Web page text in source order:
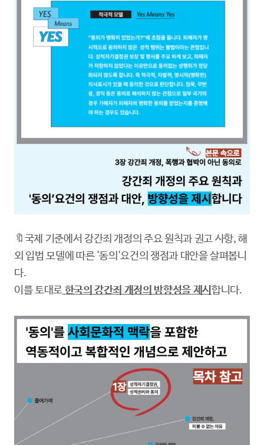
🔖국제 기준에서 강간죄 개정의 주요 원칙과 권고 사항, 해
외 입법 모델에 따른 '동의'요건의 쟁점과 대안을 살펴봅니
다.
이를 토대로한국의 강간죄 개정의 방향성을 제시 합니다.